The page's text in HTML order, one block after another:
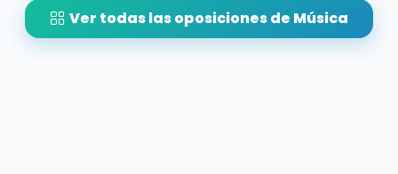
Ver todas las oposiciones de Música